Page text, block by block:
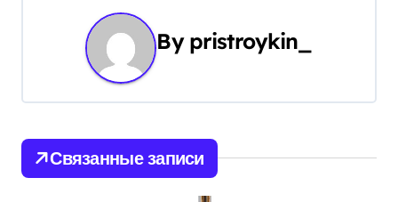
и
By pristroykin_
Связанные записи